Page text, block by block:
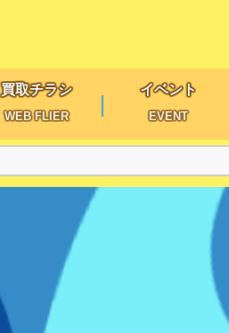
買取チラシ
WEB FLIER
イベント
EVENT